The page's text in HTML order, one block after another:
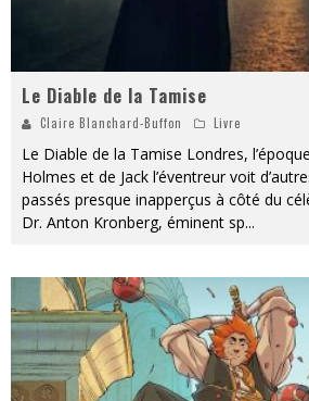
Le Diable de la Tamise
Claire Blanchard-Buffon Livre
Le Diable de la Tamise Londres,
Holmes et de Jack l’éventreur voit
passés presque inapperçus à côté du
Dr. Anton Kronberg, éminent sp...